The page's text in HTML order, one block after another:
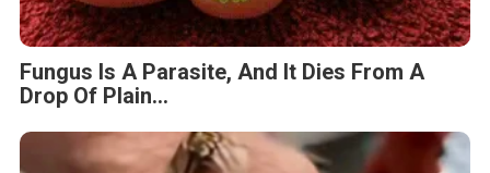
Fungus Is A Parasite, And It Dies From A
Drop Of Plain...